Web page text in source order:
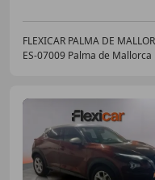
FLEXICAR PALMA DE
ES-07009 Palma de Mallorca